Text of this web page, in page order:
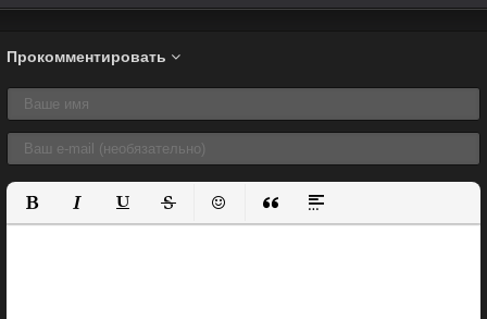
Прокомментировать
Полужирный
КурсивПодчеркнутый
ЗачеркнутыйВставить смайлик
Вставка цитаты
Вставка спойлера